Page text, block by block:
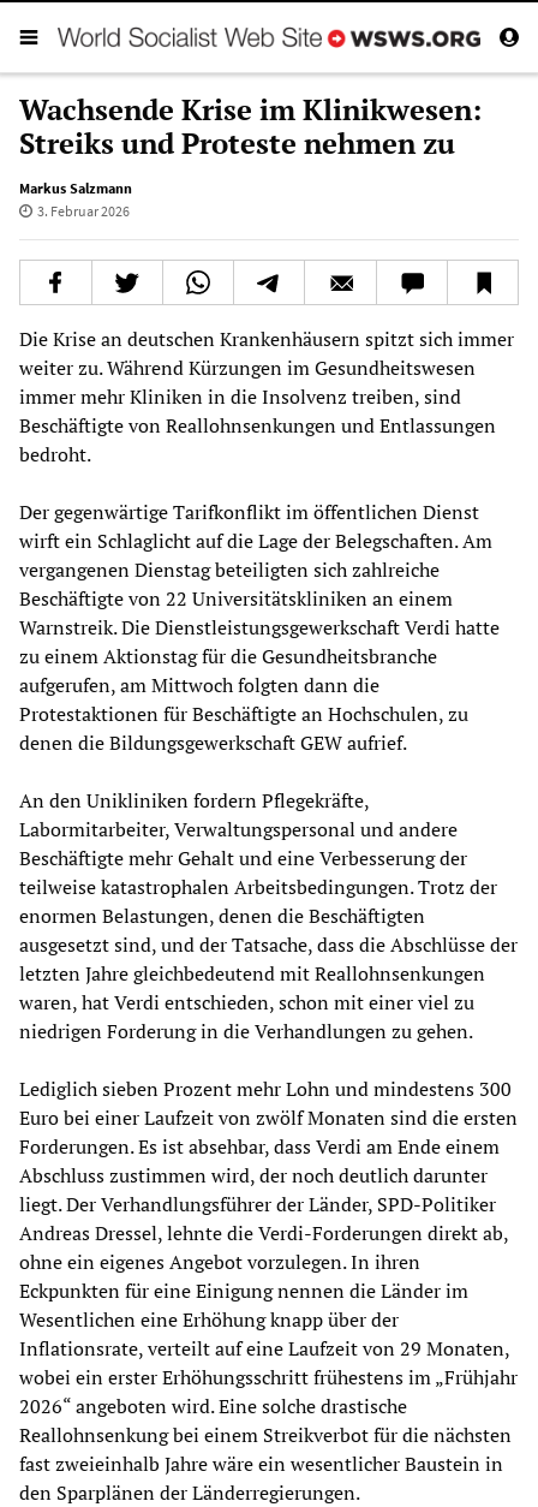
Wachsende Krise im Klinikwesen:
Streiks und Proteste nehmen zu
Markus Salzmann
3. Februar 2026
Die Krise an deutschen Krankenhäusern spitzt sich immer
weiter zu. Während Kürzungen im Gesundheitswesen
immer mehr Kliniken in die Insolvenz treiben, sind
Beschäftigte von Reallohnsenkungen und Entlassungen
bedroht.
Der gegenwärtige Tarifkonflikt im öffentlichen Dienst
wirft ein Schlaglicht auf die Lage der Belegschaften. Am
vergangenen Dienstag beteiligten sich zahlreiche
Beschäftigte von 22 Universitätskliniken an einem
Warnstreik. Die Dienstleistungsgewerkschaft Verdi hatte
zu einem Aktionstag für die Gesundheitsbranche
aufgerufen, am Mittwoch folgten dann die
Protestaktionen für Beschäftigte an Hochschulen, zu
denen die Bildungsgewerkschaft GEW aufrief.
An den Unikliniken fordern Pflegekräfte,
Labormitarbeiter, Verwaltungspersonal und andere
Beschäftigte mehr Gehalt und eine Verbesserung der
teilweise katastrophalen Arbeitsbedingungen. Trotz der
enormen Belastungen, denen die Beschäftigten
ausgesetzt sind, und der Tatsache, dass die Abschlüsse der
letzten Jahre gleichbedeutend mit Reallohnsenkungen
waren, hat Verdi entschieden, schon mit einer viel zu
niedrigen Forderung in die Verhandlungen zu gehen.
Lediglich sieben Prozent mehr Lohn und mindestens 300
Euro bei einer Laufzeit von zwölf Monaten sind die ersten
Forderungen. Es ist absehbar, dass Verdi am Ende einem
Abschluss zustimmen wird, der noch deutlich darunter
liegt. Der Verhandlungsführer der Länder, SPD-Politiker
Andreas Dressel, lehnte die Verdi-Forderungen direkt ab,
ohne ein eigenes Angebot vorzulegen. In ihren
Eckpunkten für eine Einigung nennen die Länder im
Wesentlichen eine Erhöhung knapp über der
Inflationsrate, verteilt auf eine Laufzeit von 29 Monaten,
wobei ein erster Erhöhungsschritt frühestens im „Frühjahr
2026“ angeboten wird. Eine solche drastische
Reallohnsenkung bei einem Streikverbot für die nächsten
fast zweieinhalb Jahre wäre ein wesentlicher Baustein in
den Sparplänen der Länderregierungen.